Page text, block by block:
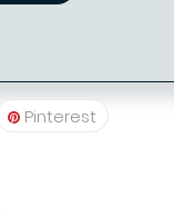
Pinterest